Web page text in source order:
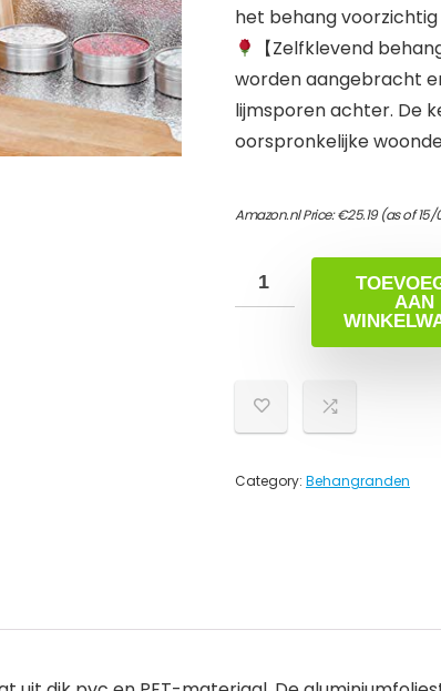
het behang
【Zelfklevend
worden aangebracht
lijmsporen achter. De
oorspronkelijke
Amazon.nl Price:€25.19(as of 15/
AAN
Category: Behangranden